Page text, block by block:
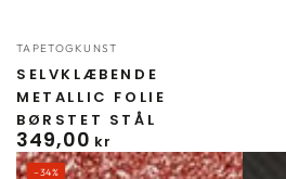
Forhandler:
TAPETOGKUNST
SELVKLÆBENDE
METALLIC FOLIE
BØRSTET STÅL
Normal
pris
349,00 kr
–34%